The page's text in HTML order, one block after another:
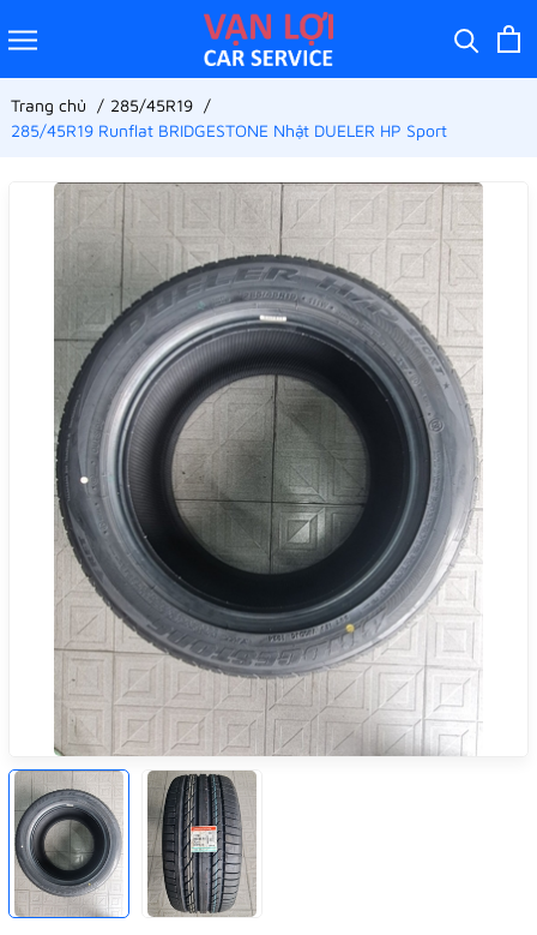
Trang chủ
285/45R19
285/45R19 Runflat BRIDGESTONE Nhật DUELER HP Sport